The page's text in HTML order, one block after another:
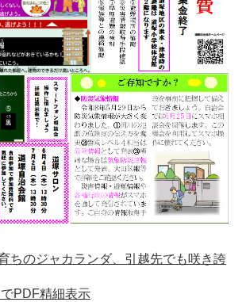
のジャカランダ、引越先でも咲き誇
PDF精細表示